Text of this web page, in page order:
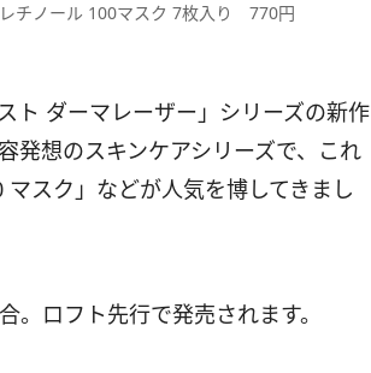
チノール 100マスク 7枚入り 770円
ト ダーマレーザー」シリーズの新作
発想のスキンケアシリーズで、これ
スク」などが人気を博してきまし
ロフト先行で発売されます。